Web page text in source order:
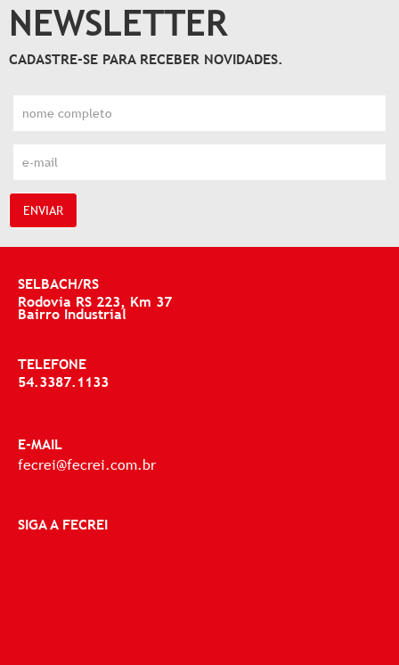
NEWSLETTER
CADASTRE-SE PARA RECEBER NOVIDADES.
ENVIAR
SELBACH/RS
Rodovia RS 223, Km 37
Bairro Industrial
TELEFONE
54.3387.1133
E-MAIL
fecrei@fecrei.com.br
SIGA A FECREI